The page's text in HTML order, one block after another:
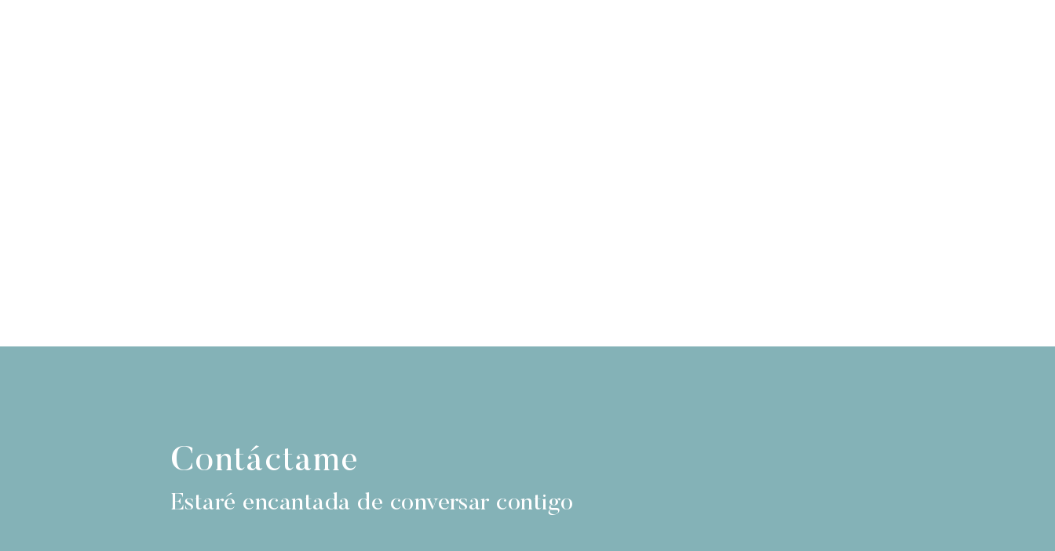
Contáctame
Estaré encantada de conversar contigo